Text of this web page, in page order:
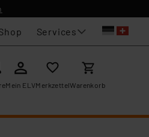
Services
Mein ELVMerkzettelWarenkorb